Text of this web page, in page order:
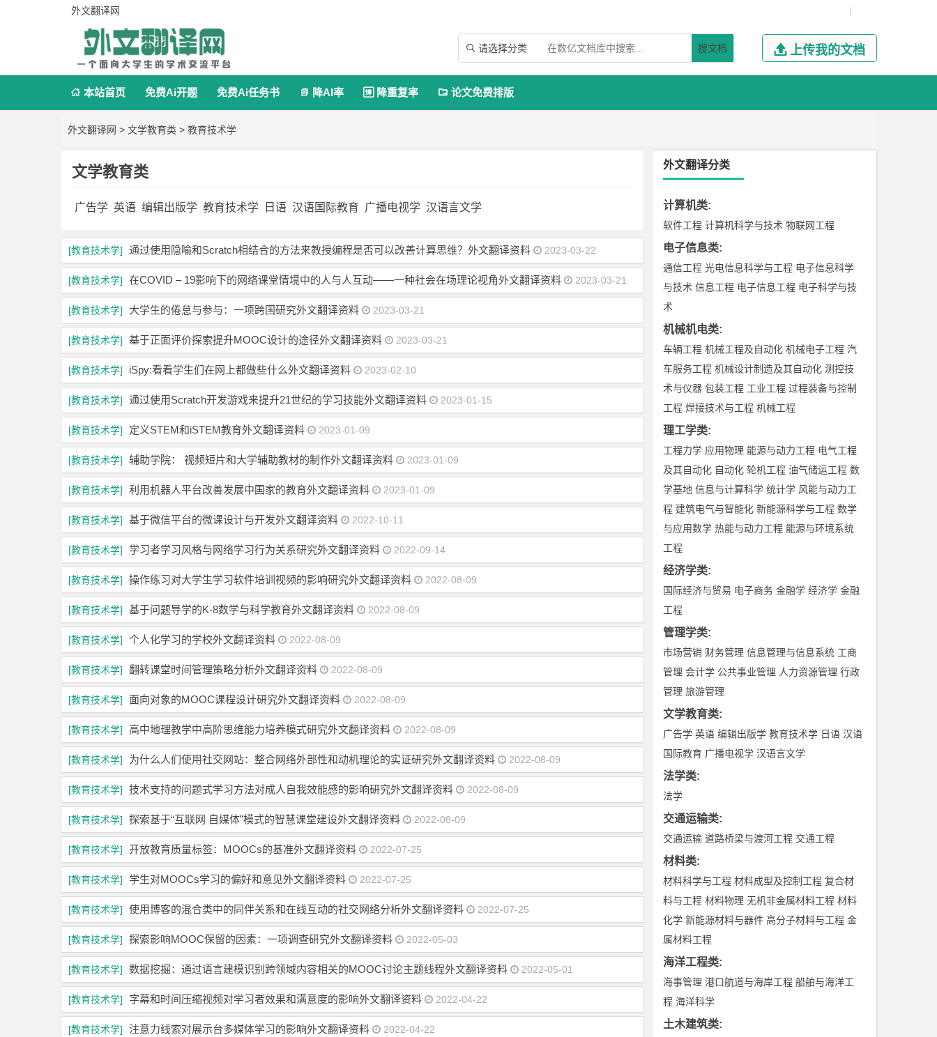
外文翻译网 |
 请选择分类 搜文档  上传我的文档
 本站首页 免费Ai开题 免费Ai任务书  降AI率  降重复率  论文免费排版
外文翻译网 > 文学教育类 > 教育技术学
文学教育类
广告学 英语 编辑出版学 教育技术学 日语 汉语国际教育 广播电视学 汉语言文学
[教育技术学] 通过使用隐喻和Scratch相结合的方法来教授编程是否可以改善计算思维？外文翻译资料 2023-03-22
[教育技术学] 在COVID – 19影响下的网络课堂情境中的人与人互动——一种社会在场理论视角外文翻译资料 2023-03-21
[教育技术学] 大学生的倦怠与参与：一项跨国研究外文翻译资料 2023-03-21
[教育技术学] 基于正面评价探索提升MOOC设计的途径外文翻译资料 2023-03-21
[教育技术学] iSpy:看看学生们在网上都做些什么外文翻译资料 2023-02-10
[教育技术学] 通过使用Scratch开发游戏来提升21世纪的学习技能外文翻译资料 2023-01-15
[教育技术学] 定义STEM和iSTEM教育外文翻译资料 2023-01-09
[教育技术学] 辅助学院： 视频短片和大学辅助教材的制作外文翻译资料 2023-01-09
[教育技术学] 利用机器人平台改善发展中国家的教育外文翻译资料 2023-01-09
[教育技术学] 基于微信平台的微课设计与开发外文翻译资料 2022-10-11
[教育技术学] 学习者学习风格与网络学习行为关系研究外文翻译资料 2022-09-14
[教育技术学] 操作练习对大学生学习软件培训视频的影响研究外文翻译资料 2022-08-09
[教育技术学] 基于问题导学的K-8数学与科学教育外文翻译资料 2022-08-09
[教育技术学] 个人化学习的学校外文翻译资料 2022-08-09
[教育技术学] 翻转课堂时间管理策略分析外文翻译资料 2022-08-09
[教育技术学] 面向对象的MOOC课程设计研究外文翻译资料 2022-08-09
[教育技术学] 高中地理教学中高阶思维能力培养模式研究外文翻译资料 2022-08-09
[教育技术学] 为什么人们使用社交网站：整合网络外部性和动机理论的实证研究外文翻译资料 2022-08-09
[教育技术学] 技术支持的问题式学习方法对成人自我效能感的影响研究外文翻译资料 2022-08-09
[教育技术学] 探索基于“互联网 自媒体”模式的智慧课堂建设外文翻译资料 2022-08-09
[教育技术学] 开放教育质量标签：MOOCs的基准外文翻译资料 2022-07-25
[教育技术学] 学生对MOOCs学习的偏好和意见外文翻译资料 2022-07-25
[教育技术学] 使用博客的混合类中的同伴关系和在线互动的社交网络分析外文翻译资料 2022-07-25
[教育技术学] 探索影响MOOC保留的因素：一项调查研究外文翻译资料 2022-05-03
[教育技术学] 数据挖掘：通过语言建模识别跨领域内容相关的MOOC讨论主题线程外文翻译资料 2022-05-01
[教育技术学] 字幕和时间压缩视频对学习者效果和满意度的影响外文翻译资料 2022-04-22
[教育技术学] 注意力线索对展示台多媒体学习的影响外文翻译资料 2022-04-22
外文翻译分类
计算机类:
软件工程 计算机科学与技术 物联网工程
电子信息类:
通信工程 光电信息科学与工程 电子信息科学
与技术 信息工程 电子信息工程 电子科学与技
术
机械机电类:
车辆工程 机械工程及自动化 机械电子工程 汽
车服务工程 机械设计制造及其自动化 测控技
术与仪器 包装工程 工业工程 过程装备与控制
工程 焊接技术与工程 机械工程
理工学类:
工程力学 应用物理 能源与动力工程 电气工程
及其自动化 自动化 轮机工程 油气储运工程 数
学基地 信息与计算科学 统计学 风能与动力工
程 建筑电气与智能化 新能源科学与工程 数学
与应用数学 热能与动力工程 能源与环境系统
工程
经济学类:
国际经济与贸易 电子商务 金融学 经济学 金融
工程
管理学类:
市场营销 财务管理 信息管理与信息系统 工商
管理 会计学 公共事业管理 人力资源管理 行政
管理 旅游管理
文学教育类:
广告学 英语 编辑出版学 教育技术学 日语 汉语
国际教育 广播电视学 汉语言文学
法学类:
法学
交通运输类:
交通运输 道路桥梁与渡河工程 交通工程
材料类:
材料科学与工程 材料成型及控制工程 复合材
料与工程 材料物理 无机非金属材料工程 材料
化学 新能源材料与器件 高分子材料与工程 金
属材料工程
海洋工程类:
海事管理 港口航道与海岸工程 船舶与海洋工
程 海洋科学
土木建筑类: